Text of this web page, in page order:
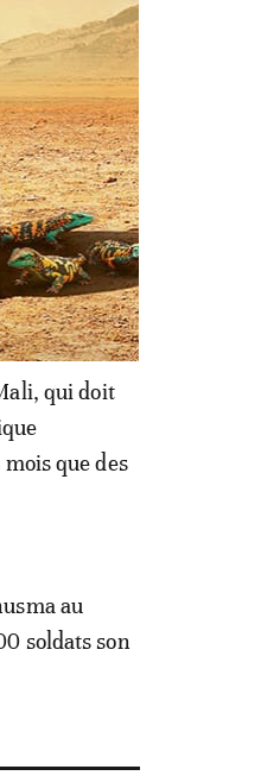
le 5 juillet
qui doit
que des
au
soldats son